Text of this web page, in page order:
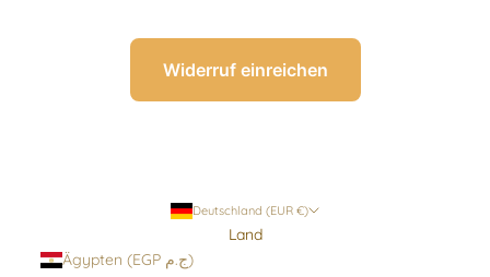
Widerruf einreichen
Deutschland (EUR €)
Land
Ägypten (EGP ج.م)